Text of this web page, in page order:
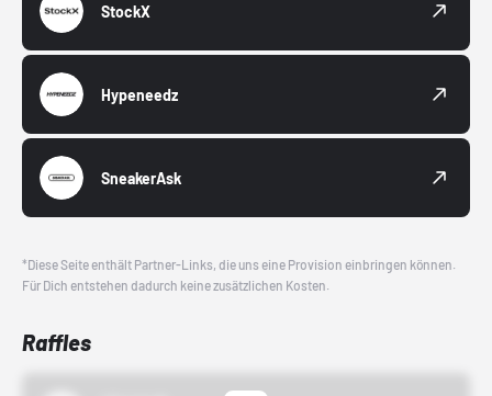
StockX
Hypeneedz
SneakerAsk
*Diese Seite enthält Partner-Links, die uns eine Provision einbringen können.
Für Dich entstehen dadurch keine zusätzlichen Kosten.
Raffles